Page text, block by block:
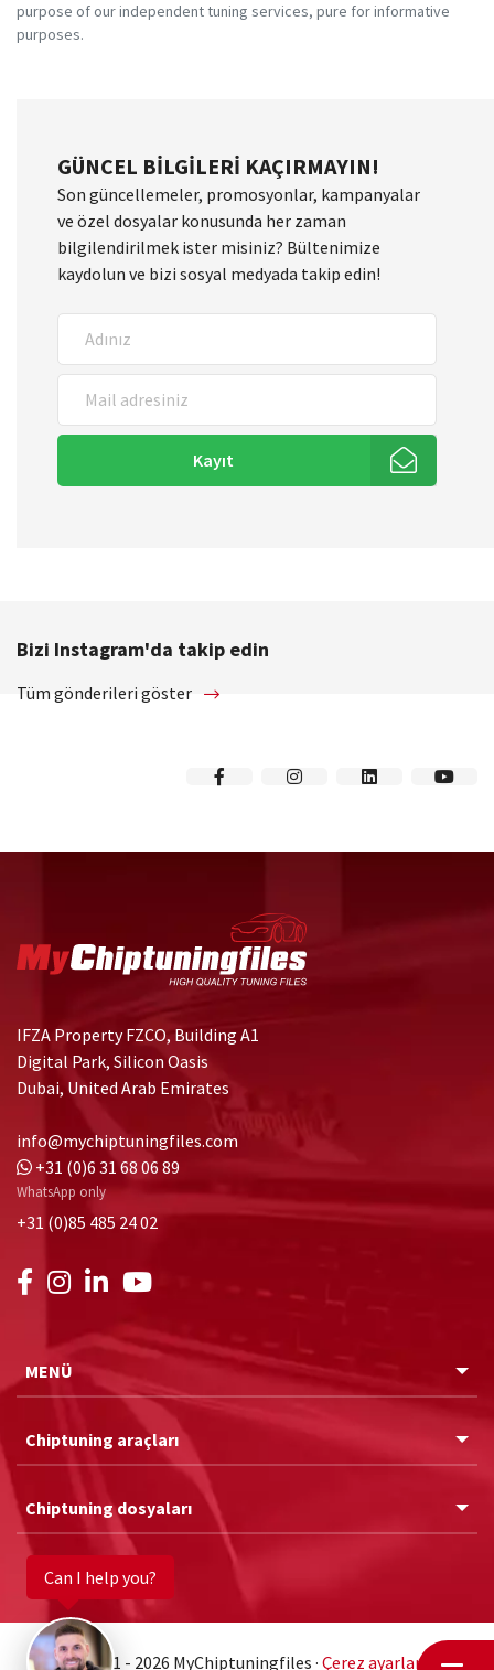
purpose of our independent tuning services, pure for informative
purposes.
GÜNCEL BILGILERI KAÇIRMAYIN!
Son güncellemeler, promosyonlar, kampanyalar
ve özel dosyalar konusunda her zaman
bilgilendirilmek ister misiniz? Bültenimize
kaydolun ve bizi sosyal medyada takip edin!
Kayıt
Bizi Instagram'da takip edin
Tüm gönderileri göster
IFZA Property FZCO, Building A1
Digital Park, Silicon Oasis
Dubai, United Arab Emirates
info@mychiptuningfiles.com
+31 (0)6 31 68 06 89
WhatsApp only
+31 (0)85 485 24 02
MENÜ
Chiptuning araçları
Chiptuning dosyaları
© 2011 - 2026 MyChiptuningfiles · Çerez ayarları
Can I help you?